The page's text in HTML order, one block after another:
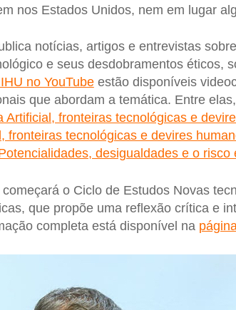
nos Estados Unidos, nem em lugar
notícias, artigos e entrevistas
e seus desdobramentos éticos,
no YouTubeestão disponíveis
que abordam a temática. Entre
Artificial, fronteiras tecnológicas e
fronteiras tecnológicas e devires
desigualdades e o risco
o Ciclo de Estudos Novas
que propõe uma reflexão crítica e
completa está disponível na